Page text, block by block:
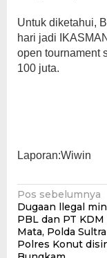
Untuk diketahui,
hari jadi
open tournament
100 juta.
Laporan:Wiwin
Navigasi
pos
Pos sebelumnya
Dugaan llegal
PBL dan PT
Mata, Polda
Polres Konut